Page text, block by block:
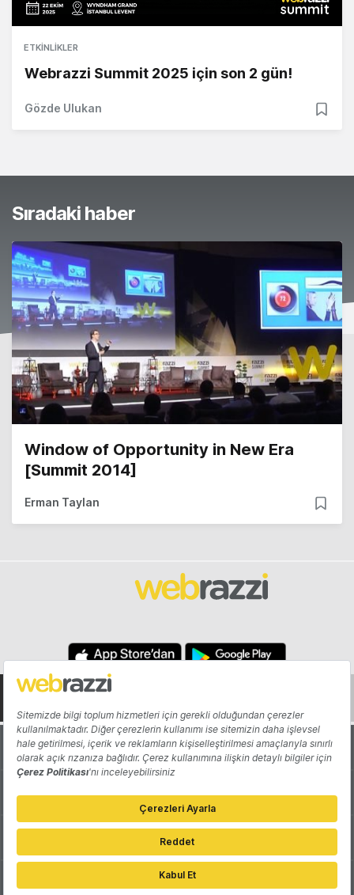
ETKINLIKLER
Webrazzi Summit 2025 için son 2 gün!
Gözde Ulukan
Sıradaki haber
Window of Opportunity in New Era
[Summit 2014]
Erman Taylan
Hakkında Yazarlar
Katkıda Bulun Reklam